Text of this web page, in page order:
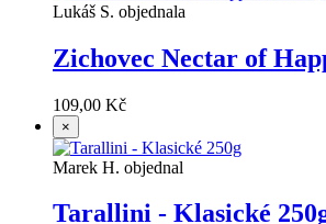
Lukáš S. objednala
Zichovec Nectar of
109,00 Kč
×
Marek H. objednal
Tarallini - Klasické